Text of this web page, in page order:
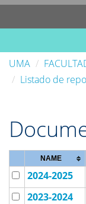
UMA
Listado de
NAME
2024-2025
2023-2024